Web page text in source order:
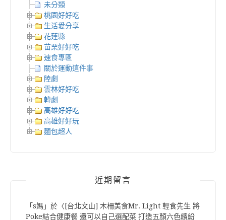
未分類
桃園好好吃
生活愛分享
花蓮縣
苗栗好好吃
速食專區
關於運動這件事
陸劇
雲林好好吃
韓劇
高雄好好吃
高雄好好玩
麵包超人
近期留言
「s媽 」於〈 [台北文山] 木柵美食Mr. Light 輕食先生 將
Poke結合健康餐 還可以自己選配菜 打造五顏六色繽紛